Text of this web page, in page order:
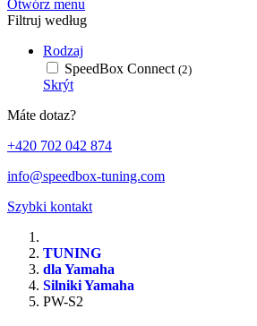
Otwórz menu
Filtruj według
Rodzaj
SpeedBox Connect (2)
Skrýt
Máte dotaz?
+420 702 042 874
info@speedbox-tuning.com
Szybki kontakt
TUNING
dla Yamaha
Silniki Yamaha
PW-S2